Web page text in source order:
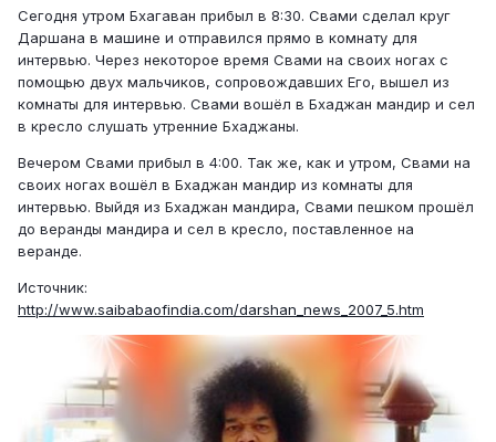
Сегодня утром Бхагаван прибыл в 8:30. Свами сделал круг
Даршана в машине и отправился прямо в комнату для
интервью. Через некоторое время Свами на своих ногах с
помощью двух мальчиков, сопровождавших Его, вышел из
комнаты для интервью. Свами вошёл в Бхаджан мандир и сел
в кресло слушать утренние Бхаджаны.
Вечером Свами прибыл в 4:00. Так же, как и утром, Свами на
своих ногах вошёл в Бхаджан мандир из комнаты для
интервью. Выйдя из Бхаджан мандира, Свами пешком прошёл
до веранды мандира и сел в кресло, поставленное на
веранде.
Источник:
http://www.saibabaofindia.com/darshan_news_2007_5.htm